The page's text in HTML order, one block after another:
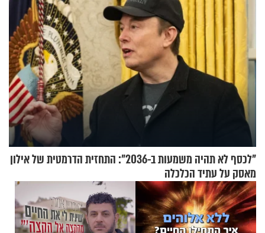
"לכסף לא תהיה משמעות ב-2036": התחזית הדרמטית של אילון
מאסק על עתיד הכלכלה